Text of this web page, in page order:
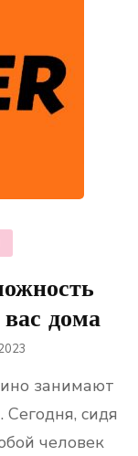
дома
занимают
сидя
человек